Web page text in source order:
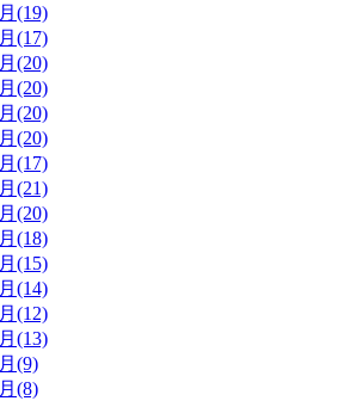
(19)
(17)
(20)
(20)
(20)
(20)
(17)
(21)
(20)
(18)
(15)
(14)
(12)
(13)
(9)
(8)